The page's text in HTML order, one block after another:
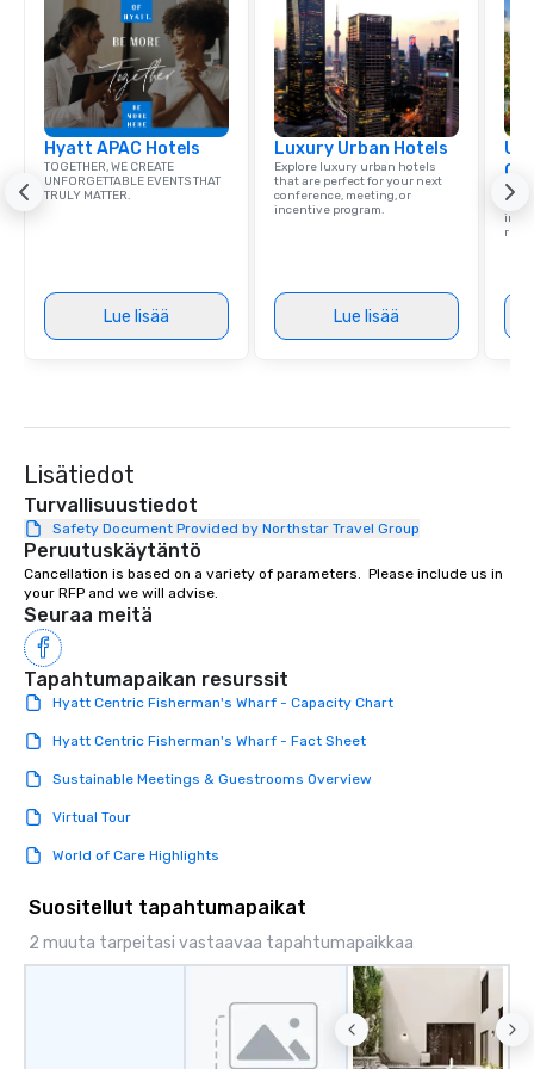
Hyatt APAC Hotels
TOGETHER, WE CREATE
UNFORGETTABLE EVENTS THAT
TRULY MATTER.
Lue lisää
Luxury Urban Hotels
Explore luxury urban hotels
that are perfect for your next
conference, meeting, or
incentive program.
Lue lisää
Find
Lisätiedot
Turvallisuustiedot
Safety Document Provided by Northstar Travel Group
Peruutuskäytäntö
Cancellation is based on a variety of parameters.  Please include us in
your RFP and we will advise.
Seuraa meitä
Tapahtumapaikan resurssit
Hyatt Centric Fisherman's Wharf - Capacity Chart
Hyatt Centric Fisherman's Wharf - Fact Sheet
Sustainable Meetings & Guestrooms Overview
Virtual Tour
World of Care Highlights
Suositellut tapahtumapaikat
2 muuta tarpeitasi vastaavaa tapahtumapaikkaa